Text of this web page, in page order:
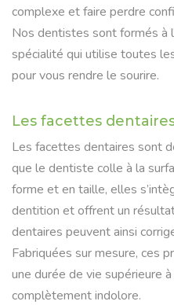
complexe et faire perdre
Nos dentistes sont formés à
spécialité qui utilise toutes
pour vous rendre le sourire.
Les facettes
Les facettes dentaires sont
que le dentiste colle à la
forme et en taille, elles
dentition et offrent un
dentaires peuvent ainsi
Fabriquées sur mesure, ces
une durée de vie supérieure
complètement indolore.